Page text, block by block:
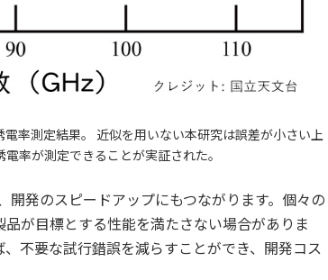
率測定結果。 近似を用いない本研究は誤差が小さい上
率が測定できることが実証された。
発のスピードアップにもつながります。個々の
が目標とする性能を満たさない場合がありま
不要な試行錯誤を減らすことができ、開発コス